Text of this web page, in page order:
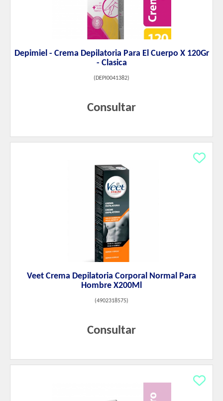
Depimiel - Crema Depilatoria Para El Cuerpo X 120Gr
- Clasica
( DEPI0041382)
Consultar
Veet Crema Depilatoria Corporal Normal Para
Hombre X200Ml
(4902318575)
Consultar